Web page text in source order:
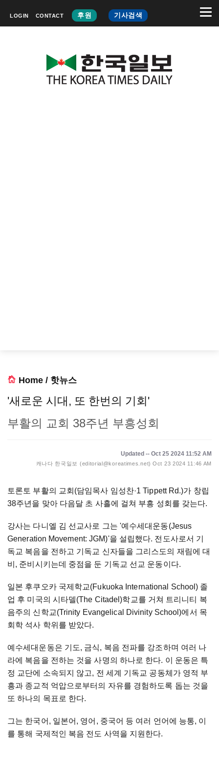
LOGIN CONTACT 후원 기사검색
Home / 핫뉴스
'새로운 시대, 또 한번의 기회'
부활의 교회 38주년 부흥성회
Updated -- Oct 25 2024 11:52 AM
캐나다 한국일보 (editorial@koreatimes.net) Oct 23 2024 11:46 AM
토론토 부활의 교회(담임목사 임성찬·1 Tippett Rd.)가 창립
38주년을 맞아 다음달 초 사흘에 걸쳐 부흥 성회를 갖는다.
강사는 다니엘 김 선교사로 그는 '예수세대운동(Jesus
Generation Movement: JGM)'을 설립했다. 전도사로서 기
독교 복음을 전하고 기독교 신자들을 그리스도의 재림에 대
비, 준비시키는데 중점을 둔 기독교 선교 운동이다.
일본 후쿠오카 국제학교(Fukuoka International School) 졸
업 후 미국의 시타델(The Citadel)학교를 거쳐 트리니티 복
음주의 신학교(Trinity Evangelical Divinity School)에서 목
회학 석사 학위를 받았다.
예수세대운동은 기도, 금식, 복음 전파를 강조하며 여러 나
라에 복음을 전하는 것을 사명의 하나로 한다. 이 운동은 특
정 교단에 소속되지 않고, 전 세계 기독교 공동체가 영적 부
흥과 종교적 억압으로부터의 자유를 경험하도록 돕는 것을
또 하나의 목표로 한다.
그는 한국어, 일본어, 영어, 중국어 등 여러 언어에 능통, 이
를 통해 국제적인 복음 전도 사역을 지원한다.